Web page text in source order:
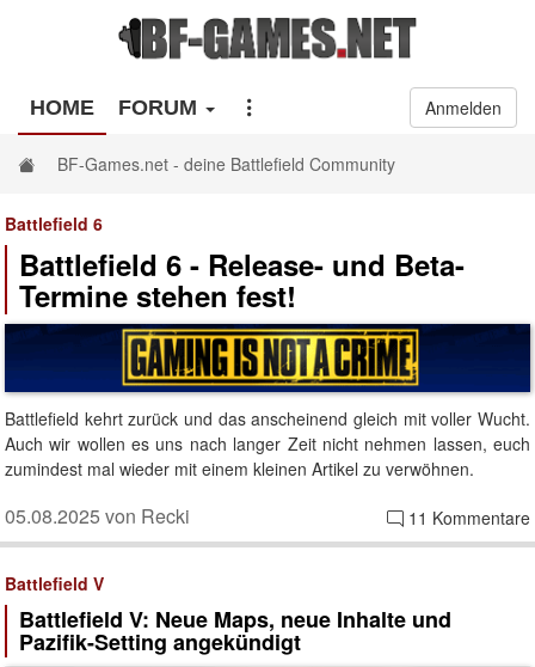
HOME FORUM Anmelden
BF-Games.net - deine Battlefield Community
Battlefield 6
Battlefield 6 - Release- und Beta-
Termine stehen fest!
Battlefield kehrt zurück und das anscheinend gleich mit voller Wucht.
Auch wir wollen es uns nach langer Zeit nicht nehmen lassen, euch
zumindest mal wieder mit einem kleinen Artikel zu verwöhnen.
11 Kommentare
05.08.2025 von Recki
Battlefield V
Battlefield V: Neue Maps, neue Inhalte und
Pazifik-Setting angekündigt